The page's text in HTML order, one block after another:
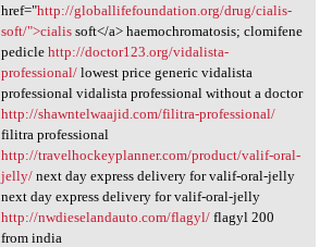
href="http://globallifefoundation.org/drug/cialis-
soft/">cialissoft</a> haemochromatosis; clomifene
pedicle http://doctor123.org/vidalista-
professional/lowest price generic vidalista
professional vidalista professional without a doctor
http://shawntelwaajid.com/filitra-professional/
filitra professional
http://travelhockeyplanner.com/product/valif-oral-
jelly/next day express delivery for valif-oral-jelly
next day express delivery for valif-oral-jelly
http://nwdieselandauto.com/flagyl/flagyl 200
from india